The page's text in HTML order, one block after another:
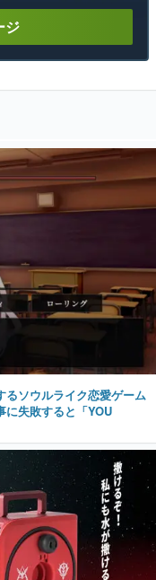
ジ
るソウルライク恋愛ゲーム
に失敗すると「YOU